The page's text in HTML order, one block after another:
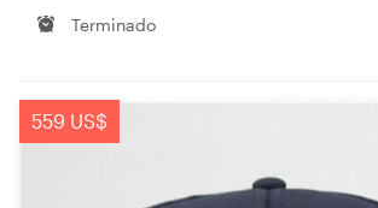
Terminado
559 US$